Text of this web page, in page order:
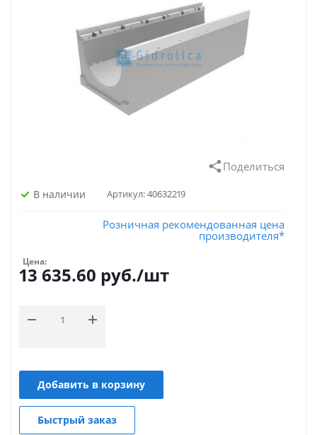
Поделиться
В наличии Артикул:40632219
Розничная рекомендованная цена
производителя*
Цена:
13 635.60 руб./шт
Добавить в корзину
Быстрый заказ